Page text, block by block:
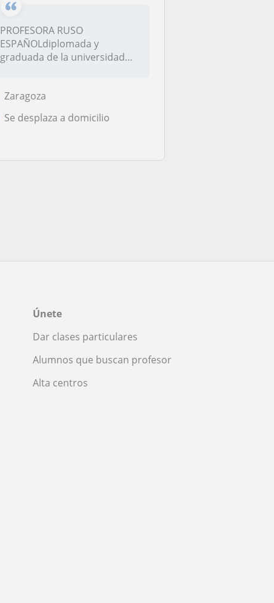
PROFESORA RUSO
ESPAÑOLdiplomada y
graduada de la universidad
Zaragoza
Se desplaza a domicilio
Únete
Dar clases particulares
Alumnos que buscan profesor
Alta centros